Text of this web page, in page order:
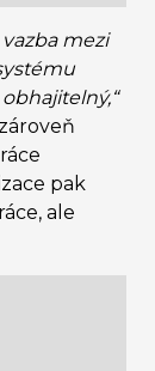
mezi
pak
ale